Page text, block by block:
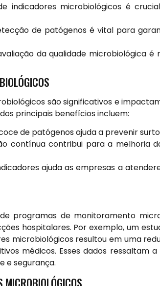
indicadores microbiológicos é
de patógenos é vital para
da qualidade microbiológica é
são significativos e
principais benefícios incluem:
de patógenos ajuda a prevenir
contínua contribui para a melhoria
ajuda as empresas a
programas de monitoramento
hospitalares. Por exemplo, um
microbiológicos resultou em uma
médicos. Esses dados ressaltam
e segurança.
MICROBIOLÓGICOS